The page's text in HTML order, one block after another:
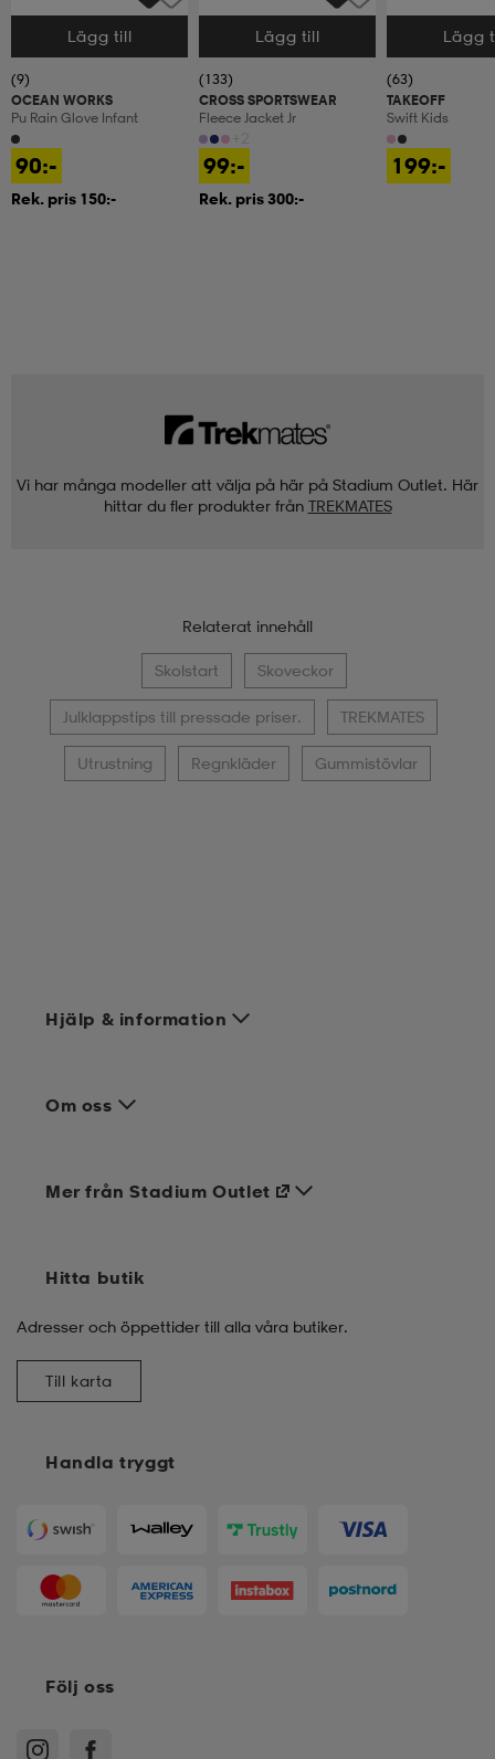
Välj storlek
Lägg till
(9)
OCEAN WORKS
Pu Rain Glove Infant
90:-
Rek. pris 150:-
Välj storlek
Lägg till
(133)
CROSS SPORTSWEAR
Fleece Jacket Jr
99:-
Rek. pris 300:-
Välj storlek
Lägg
(63)
TAKEOFF
Swift Kids
199:-
Vi har många modeller att välja på här på Stadium Outlet. Här
hittar du fler produkter från TREKMATES
Relaterat innehåll
Skolstart Skoveckor
Julklappstips till pressade priser. TREKMATES
Utrustning Regnkläder Gummistövlar
Hjälp & information
Om oss
Handla tryggt
Mer från Stadium Outlet
Hitta butik
Adresser och öppettider till alla våra butiker.
Till karta
Följ oss